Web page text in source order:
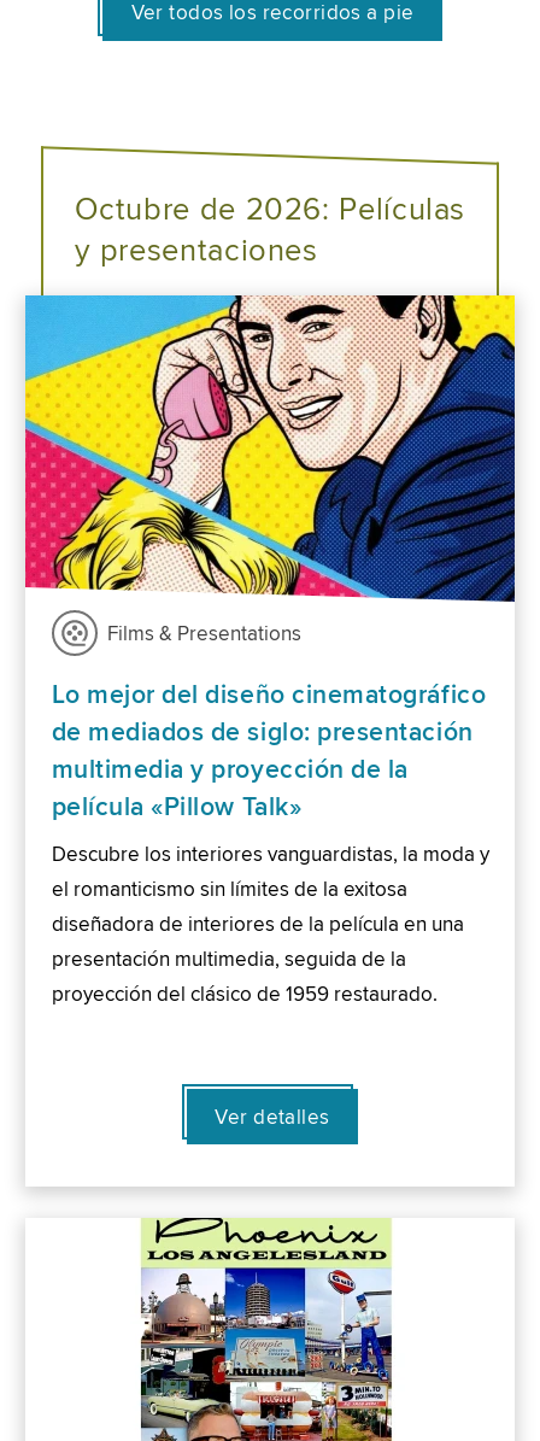
Ver todos los recorridos a pie
Octubre de 2026: Películas
y presentaciones
Films & Presentations
Lo mejor del diseño cinematográfico
de mediados de siglo: presentación
multimedia y proyección de la
película «Pillow Talk»
Descubre los interiores vanguardistas, la moda y
el romanticismo sin límites de la exitosa
diseñadora de interiores de la película en una
presentación multimedia, seguida de la
proyección del clásico de 1959 restaurado.
Ver detalles